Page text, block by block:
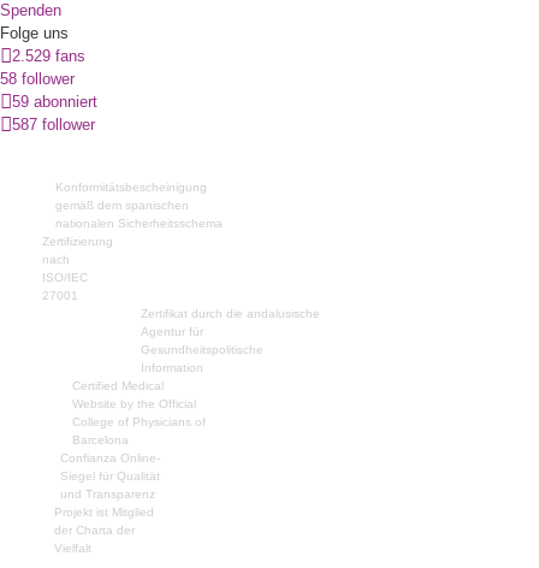
Spenden
Folge uns
2.529 fans
58 follower
59 abonniert
587 follower
Konformitätsbescheinigung
gemäß dem spanischen
nationalen Sicherheitsschema
Zertifizierung
nach
ISO/IEC
27001
Zertifikat durch die andalusische
Agentur für
Gesundheitspolitische
Information
Certified Medical
Website by the Official
College of Physicians of
Barcelona
Confianza Online-
Siegel für Qualität
und Transparenz
Projekt ist Mitglied
der Charta der
Vielfalt